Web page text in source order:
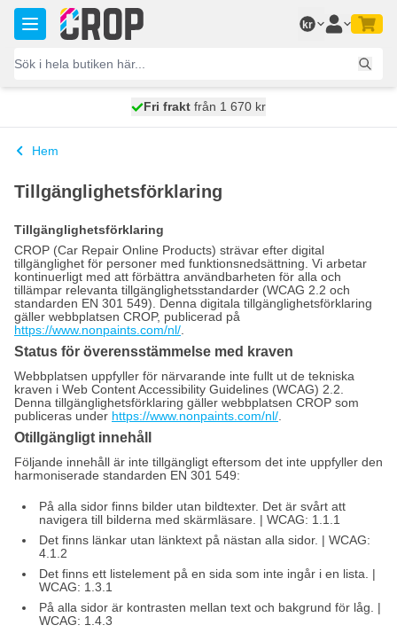
Hoppa till innehållet
kr
skickas idag
Fri frakt från 1 670 kr
100 dagars
Hem
Tillgänglighetsförklaring
Tillgänglighetsförklaring
CROP (Car Repair Online Products) strävar efter digital
tillgänglighet för personer med funktionsnedsättning. Vi arbetar
kontinuerligt med att förbättra användbarheten för alla och
tillämpar relevanta tillgänglighetsstandarder (WCAG 2.2 och
standarden EN 301 549). Denna digitala tillgänglighetsförklaring
gäller webbplatsen CROP, publicerad på
https://www.nonpaints.com/nl/
Status för överensstämmelse med kraven
Webbplatsen uppfyller för närvarande inte fullt ut de tekniska
kraven i Web Content Accessibility Guidelines (WCAG) 2.2.
Denna tillgänglighetsförklaring gäller webbplatsen CROP som
publiceras under https://www.nonpaints.com/nl/
Otillgängligt innehåll
Följande innehåll är inte tillgängligt eftersom det inte uppfyller den
harmoniserade standarden EN 301 549:
På alla sidor finns bilder utan bildtexter. Det är svårt att
navigera till bilderna med skärmläsare. | WCAG: 1.1.1
Det finns länkar utan länktext på nästan alla sidor. | WCAG:
4.1.2
Det finns ett listelement på en sida som inte ingår i en lista. |
WCAG: 1.3.1
På alla sidor är kontrasten mellan text och bakgrund för låg. |
WCAG: 1.4.3